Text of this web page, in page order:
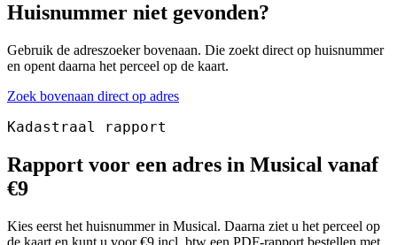
Huisnummer niet gevonden?
Gebruik de adreszoeker bovenaan. Die zoekt direct op huisnummer
en opent daarna het perceel op de kaart.
Zoek bovenaan direct op adres
Kadastraal rapport
Rapport voor een adres in Musical vanaf
€9
Kies eerst het huisnummer in Musical. Daarna ziet u het perceel op